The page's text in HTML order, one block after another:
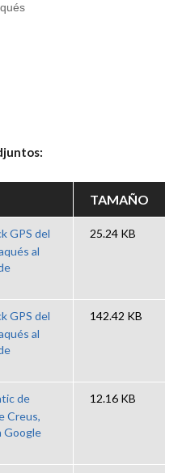
TAMAÑO
GPS del
al
25.24 KB
GPS del
al
142.42 KB
de
Creus,
Google
12.16 KB